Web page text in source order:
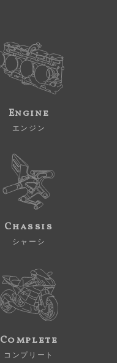
Engine
エンジン
Chassis
シャーシ
Complete
コンプリート